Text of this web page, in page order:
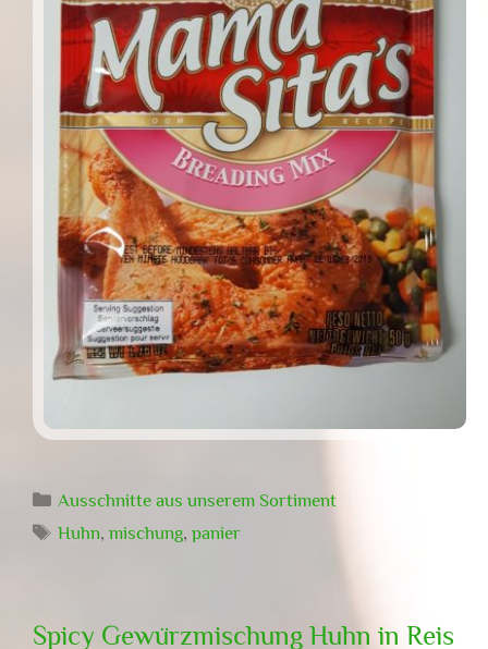
Kategorien
Ausschnitte aus unserem Sortiment
Schlagwörter
Huhn,mischung,panier
Spicy Gewürzmischung Huhn in Reis